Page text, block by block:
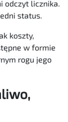
odczyt licznika.
status.
koszty,
w formie
rogu jego